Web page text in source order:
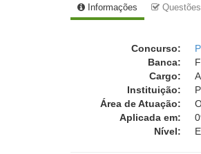
Informações
Concurso:
Banca:
Cargo:
Instituição:
Área de Atuação:
Aplicada em:
Nível: